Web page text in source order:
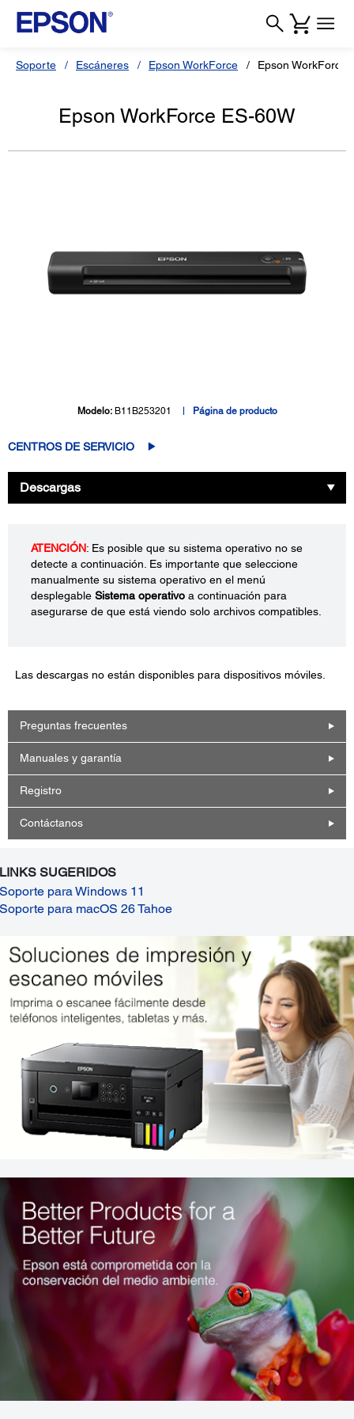
Soporte Escáneres Epson WorkForce Epson WorkForce
Epson WorkForce ES-60W
Modelo: B11B253201 Página de producto
CENTROS DE SERVICIO
Descargas
ATENCIÓN: Es posible que su sistema operativo no se
detecte a continuación. Es importante que seleccione
manualmente su sistema operativo en el menú
desplegable Sistema operativo a continuación para
asegurarse de que está viendo solo archivos compatibles.
Las descargas no están disponibles para dispositivos móviles.
Preguntas frecuentes
Manuales y garantía
Registro
Contáctanos
LINKS SUGERIDOS
Soporte para Windows 11
Soporte para macOS 26 Tahoe